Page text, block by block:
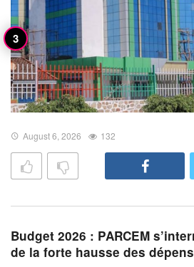
August 6, 2026 132
Budget 2026 : PARCEM
de la forte hausse des